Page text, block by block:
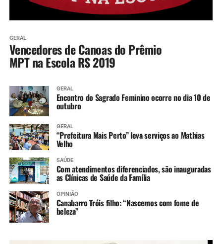
GERAL
Vencedores de Canoas do Prêmio
MPT na Escola RS 2019
GERAL
Encontro do Sagrado Feminino ocorre no dia 10 de
outubro
GERAL
“Prefeitura Mais Perto” leva serviços ao Mathias
Velho
SAÚDE
Com atendimentos diferenciados, são inauguradas
as Clínicas de Saúde da Família
OPINIÃO
Canabarro Tróis filho: “Nascemos com fome de
beleza”